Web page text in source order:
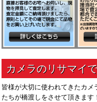
皆様が大切に使われてきたカ
たちが橋渡しをさせて頂きま